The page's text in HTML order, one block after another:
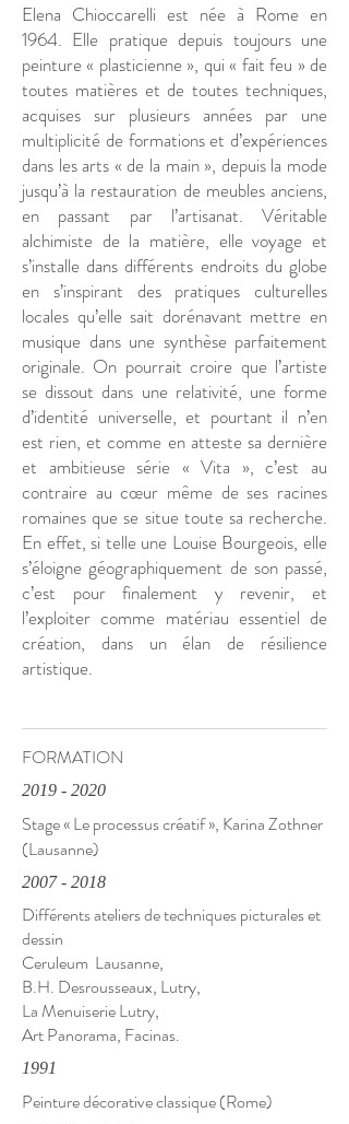
Elena Chioccarelli est née à Rome en
1964. Elle pratique depuis toujours une
peinture « plasticienne », qui « fait feu » de
toutes matières et de toutes techniques,
acquises sur plusieurs années par une
multiplicité de formations et d’expériences
dans les arts « de la main », depuis la mode
jusqu’à la restauration de meubles anciens,
en passant par l’artisanat. Véritable
alchimiste de la matière, elle voyage et
s’installe dans différents endroits du globe
en s’inspirant des pratiques culturelles
locales qu’elle sait dorénavant mettre en
musique dans une synthèse parfaitement
originale. On pourrait croire que l’artiste
se dissout dans une relativité, une forme
d’identité universelle, et pourtant il n’en
est rien, et comme en atteste sa dernière
et ambitieuse série « Vita », c’est au
contraire au cœur même de ses racines
romaines que se situe toute sa recherche.
En effet, si telle une Louise Bourgeois, elle
s’éloigne géographiquement de son passé,
c’est pour finalement y revenir, et
l’exploiter comme matériau essentiel de
création, dans un élan de résilience
artistique.
FORMATION
2019 - 2020
Stage « Le processus créatif », Karina Zothner
(Lausanne)
2007 - 2018
Différents ateliers de techniques picturales et
dessin
Ceruleum Lausanne,
B.H. Desrousseaux, Lutry,
La Menuiserie Lutry,
Art Panorama, Facinas.
1991
Peinture décorative classique (Rome)